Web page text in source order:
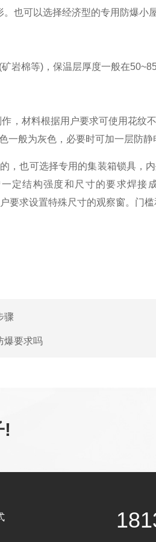
也可以选择经济型的专用防爆小
岩棉等)，保温层厚度一般在
，材料根据用户要求可使用花纹
般为灰色，必要时可加一层防静
，也可选择专用的集装箱锁具，
定结构强度和尺寸的要求焊
要求设置特殊尺寸的观察窗。门槛
骤
爆要求吗
!